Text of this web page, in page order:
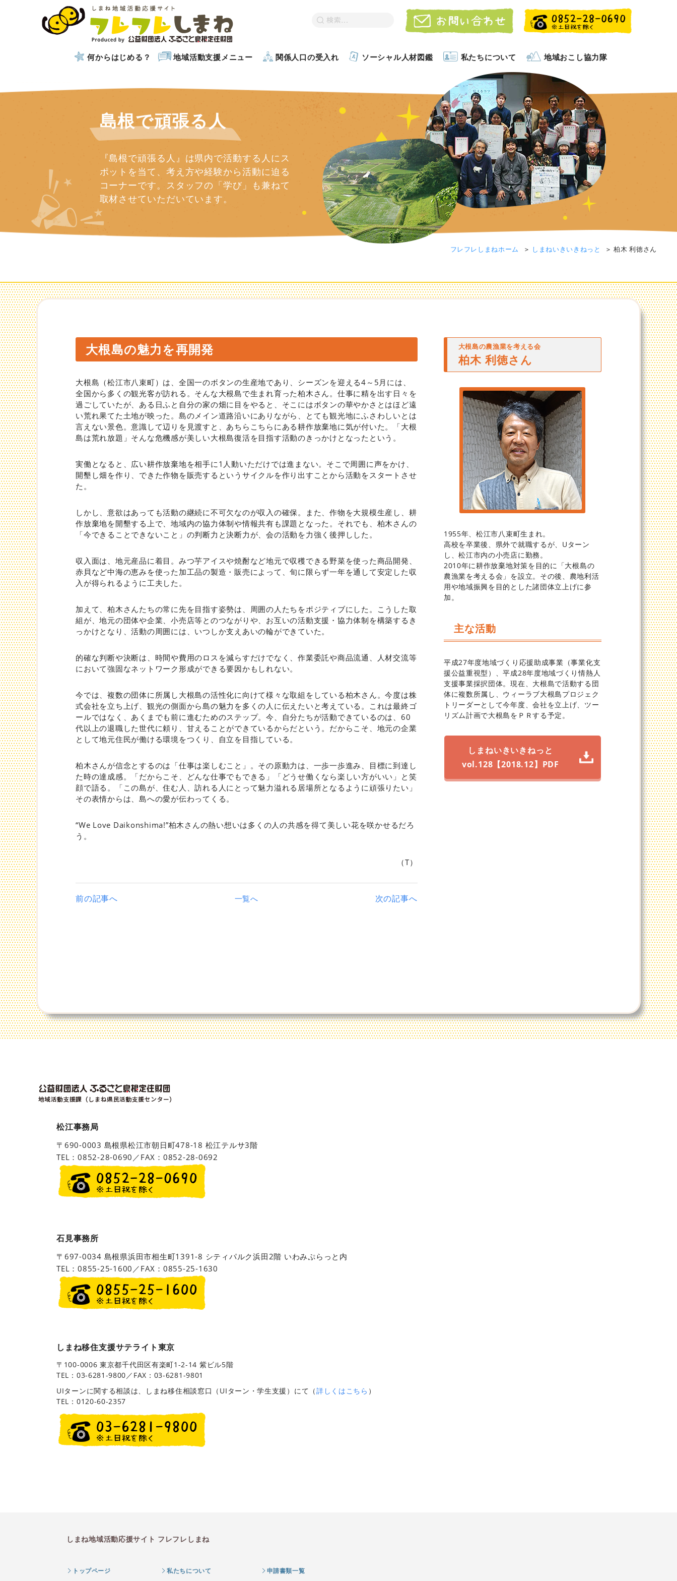
何からはじめる？ 地域活動支援メニュー 関係人口の受入れ ソーシャル人材図鑑 私たちについて 地域おこし協力隊
島根で頑張る人
『島根で頑張る人』は県内で活動する人にス
ポットを当て、考え方や経験から活動に迫る
コーナーです。スタッフの「学び」も兼ねて
取材させていただいています。
フレフレしまねホーム しまねいきいきねっと 柏木 利徳さん
大根島の魅力を再開発
大根島（松江市八束町）は、全国一のボタンの生産地であり、シーズンを迎える4～5月には、
全国から多くの観光客が訪れる。そんな大根島で生まれ育った柏木さん。仕事に精を出す日々を
過ごしていたが、ある日ふと自分の家の畑に目をやると、そこにはボタンの華やかさとはほど遠
い荒れ果てた土地が映った。島のメイン道路沿いにありながら、とても観光地にふさわしいとは
言えない景色。意識して辺りを見渡すと、あちらこちらにある耕作放棄地に気が付いた。「大根
島は荒れ放題」そんな危機感が美しい大根島復活を目指す活動のきっかけとなったという。
実働となると、広い耕作放棄地を相手に1人動いただけでは進まない。そこで周囲に声をかけ、
開墾し畑を作り、できた作物を販売するというサイクルを作り出すことから活動をスタートさせ
た。
しかし、意欲はあっても活動の継続に不可欠なのが収入の確保。また、作物を大規模生産し、耕
作放棄地を開墾する上で、地域内の協力体制や情報共有も課題となった。それでも、柏木さんの
「今できることできないこと」の判断力と決断力が、会の活動を力強く後押しした。
収入面は、地元産品に着目。みつ芋アイスや焼酎など地元で収穫できる野菜を使った商品開発、
赤貝など中海の恵みを使った加工品の製造・販売によって、旬に限らず一年を通して安定した収
入が得られるように工夫した。
加えて、柏木さんたちの常に先を目指す姿勢は、周囲の人たちをポジティブにした。こうした取
組が、地元の団体や企業、小売店等とのつながりや、お互いの活動支援・協力体制を構築するき
っかけとなり、活動の周囲には、いつしか支えあいの輪ができていた。
的確な判断や決断は、時間や費用のロスを減らすだけでなく、作業委託や商品流通、人材交流等
において強固なネットワーク形成ができる要因かもしれない。
今では、複数の団体に所属し大根島の活性化に向けて様々な取組をしている柏木さん。今度は株
式会社を立ち上げ、観光の側面から島の魅力を多くの人に伝えたいと考えている。これは最終ゴ
ールではなく、あくまでも前に進むためのステップ。今、自分たちが活動できているのは、60
代以上の退職した世代に頼り、甘えることができているからだという。だからこそ、地元の企業
として地元住民が働ける環境をつくり、自立を目指している。
柏木さんが信念とするのは「仕事は楽しむこと」。その原動力は、一歩一歩進み、目標に到達し
た時の達成感。「だからこそ、どんな仕事でもできる」「どうせ働くなら楽しい方がいい」と笑
顔で語る。「この島が、住む人、訪れる人にとって魅力溢れる居場所となるように頑張りたい」
その表情からは、島への愛が伝わってくる。
“We Love Daikonshima!”柏木さんの熱い想いは多くの人の共感を得て美しい花を咲かせるだろ
う。
（T）
前の記事へ 一覧へ 次の記事へ
大根島の農漁業を考える会
柏木 利徳さん
1955年、松江市八束町生まれ。
高校を卒業後、県外で就職するが、Uターン
し、松江市内の小売店に勤務。
2010年に耕作放棄地対策を目的に「大根島の
農漁業を考える会」を設立。その後、農地利活
用や地域振興を目的とした諸団体立上げに参
加。
主な活動
平成27年度地域づくり応援助成事業（事業化支
援公益重視型）、平成28年度地域づくり情熱人
支援事業採択団体。現在、大根島で活動する団
体に複数所属し、ウィーラブ大根島プロジェク
トリーダーとして今年度、会社を立上げ、ツー
リズム計画で大根島をＰＲする予定。
しまねいきいきねっと
vol.128【2018.12】PDF
松江事務局
〒690-0003 島根県松江市朝日町478-18 松江テルサ3階
TEL：0852-28-0690／FAX：0852-28-0692
石見事務所
〒697-0034 島根県浜田市相生町1391-8 シティパルク浜田2階 いわみぷらっと内
TEL：0855-25-1600／FAX：0855-25-1630
しまね移住支援サテライト東京
〒100-0006 東京都千代田区有楽町1-2-14 紫ビル5階
TEL：03-6281-9800／FAX：03-6281-9801
UIターンに関する相談は、しまね移住相談窓口（UIターン・学生支援）にて（詳しくはこちら ）
TEL：0120-60-2357
しまね地域活動応援サイト フレフレしまね
トップページ 私たちについて 申請書類一覧